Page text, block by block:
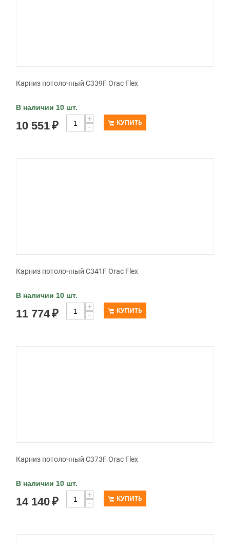
Карниз потолочный C339F Orac Flex
В наличии 10 шт.
10 551₽
+
−
КУПИТЬ
Карниз потолочный C341F Orac Flex
В наличии 10 шт.
11 774₽
+
−
КУПИТЬ
Карниз потолочный C373F Orac Flex
В наличии 10 шт.
14 140₽
+
−
КУПИТЬ